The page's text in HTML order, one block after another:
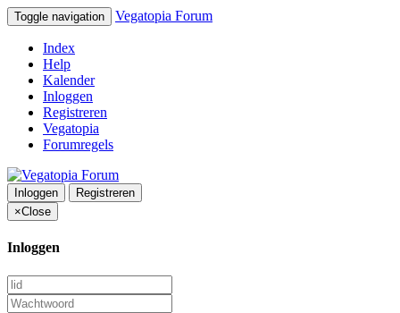
Toggle navigation Vegatopia Forum
Index
Help
Kalender
Inloggen
Registreren
Vegatopia
Forumregels
Inloggen
Registreren
×Close
Inloggen